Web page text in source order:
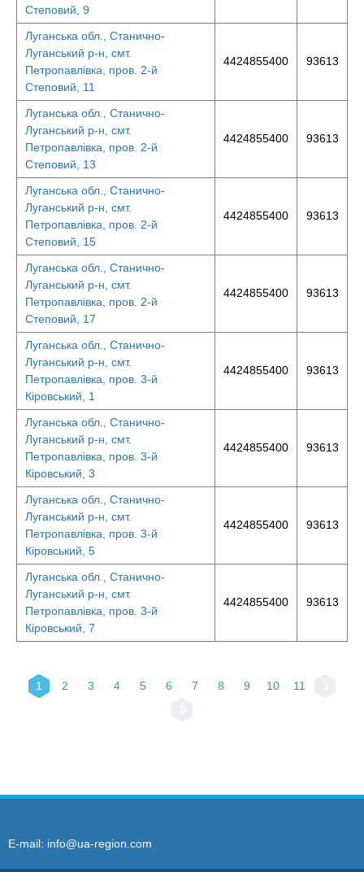
Степовий, 9
Луганська обл., Станично-
Луганський р-н, смт.
Петропавлівка, пров. 2-й
Степовий, 11
4424855400 93613
Луганська обл., Станично-
Луганський р-н, смт.
Петропавлівка, пров. 2-й
Степовий, 13
4424855400 93613
Луганська обл., Станично-
Луганський р-н, смт.
Петропавлівка, пров. 2-й
Степовий, 15
4424855400 93613
Луганська обл., Станично-
Луганський р-н, смт.
Петропавлівка, пров. 2-й
Степовий, 17
4424855400 93613
Луганська обл., Станично-
Луганський р-н, смт.
Петропавлівка, пров. 3-й
Кіровський, 1
4424855400 93613
Луганська обл., Станично-
Луганський р-н, смт.
Петропавлівка, пров. 3-й
Кіровський, 3
4424855400 93613
Луганська обл., Станично-
Луганський р-н, смт.
Петропавлівка, пров. 3-й
Кіровський, 5
4424855400 93613
Луганська обл., Станично-
Луганський р-н, смт.
Петропавлівка, пров. 3-й
Кіровський, 7
4424855400 93613
1 2 3 4 5 6 7 8 9 10 11
E-mail: info@ua-region.com